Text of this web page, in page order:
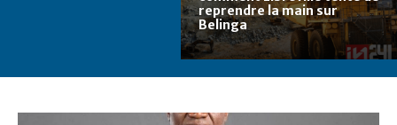
reprendre la main sur
Belinga